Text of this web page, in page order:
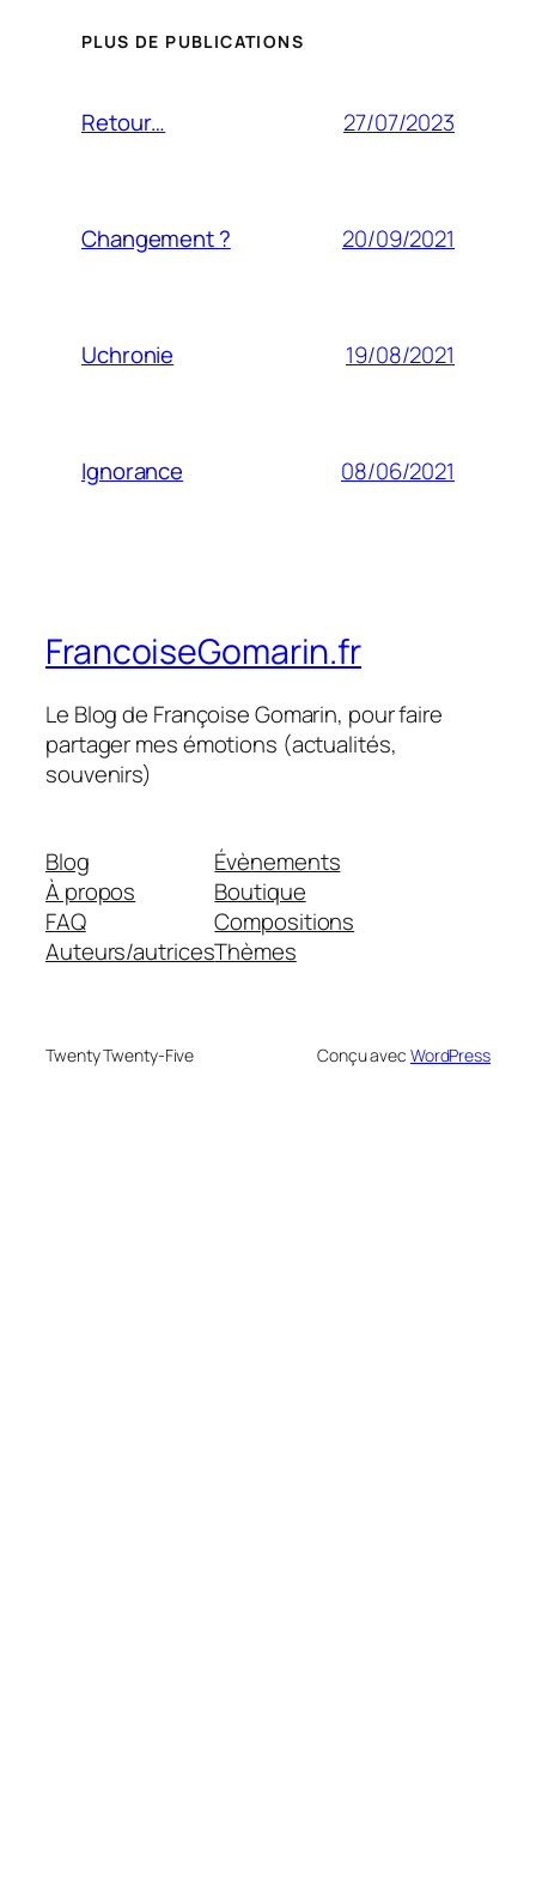
PLUS DE PUBLICATIONS
Retour… 27/07/2023
Changement ? 20/09/2021
Uchronie 19/08/2021
Ignorance 08/06/2021
FrancoiseGomarin.fr
Le Blog de Françoise Gomarin, pour faire
partager mes émotions (actualités,
souvenirs)
Blog
À propos
FAQ
Auteurs/autrices
Évènements
Boutique
Compositions
Thèmes
Twenty Twenty-Five Conçu avec WordPress